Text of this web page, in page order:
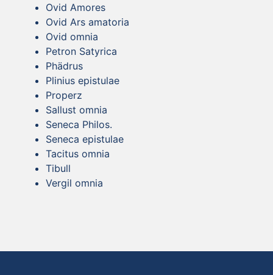
Ovid Amores
Ovid Ars amatoria
Ovid omnia
Petron Satyrica
Phädrus
Plinius epistulae
Properz
Sallust omnia
Seneca Philos.
Seneca epistulae
Tacitus omnia
Tibull
Vergil omnia